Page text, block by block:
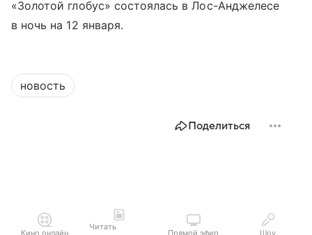
«Золотой глобус» состоялась в Лос-Анджелесе
в ночь на 12 января.
новость
Поделиться
Кино онлайн
Читать
Прямой эфир Шоу